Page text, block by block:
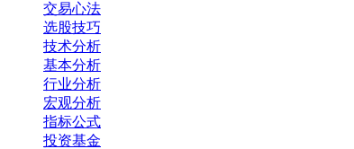
交易心法
选股技巧
技术分析
基本分析
行业分析
宏观分析
指标公式
投资基金